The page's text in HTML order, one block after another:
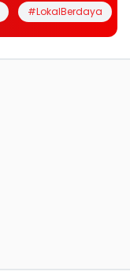
#LokalBerdaya